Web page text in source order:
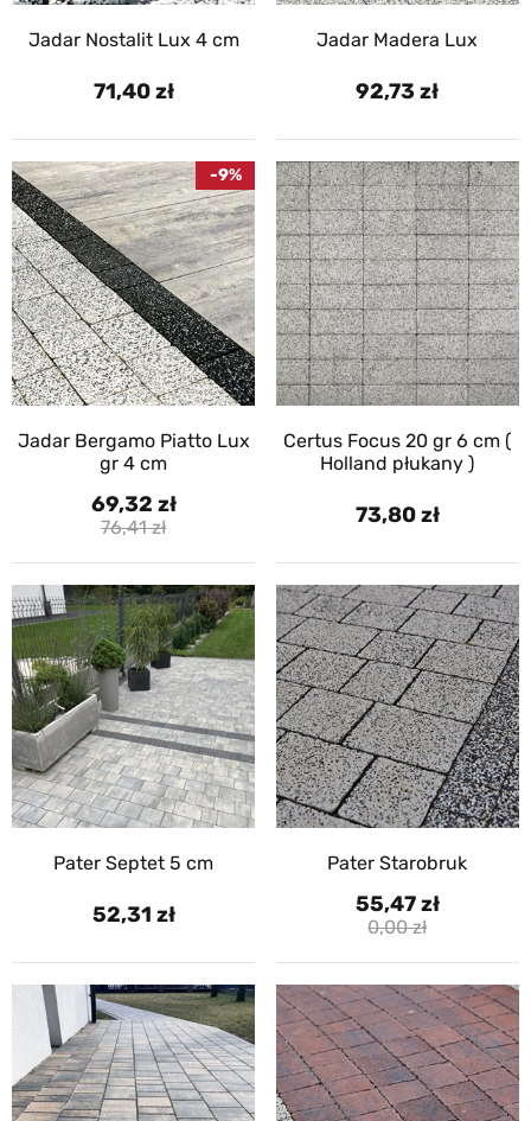
Jadar Nostalit Lux 4 cm
71,40
Jadar Madera Lux
92,73
Jadar Bergamo Piatto Lux
gr 4 cm
69,32
76,41
-9%
Certus Focus 20 gr 6 cm (
Holland płukany )
73,80
Pater Septet 5 cm
52,31
Pater Starobruk
55,47
0,00